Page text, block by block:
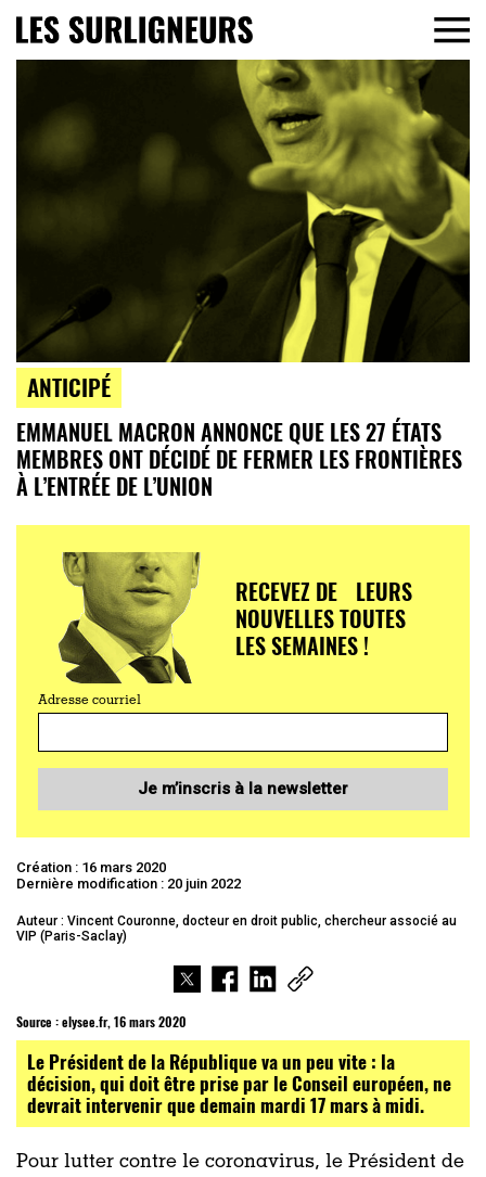
ANTICIPÉ
EMMANUEL MACRON ANNONCE QUE LES 27 ÉTATS
MEMBRES ONT DÉCIDÉ DE FERMER LES FRONTIÈRES
À L’ENTRÉE DE L’UNION
RECEVEZ DE LEURS
NOUVELLES TOUTES
LES SEMAINES !
Adresse courriel
Je m’inscris à la newsletter
Création : 16 mars 2020
Dernière modification : 20 juin 2022
Auteur : Vincent Couronne, docteur en droit public, chercheur associé au
VIP (Paris-Saclay)
Source :elysee.fr, 16 mars 2020
Le Président de la République va un peu vite : la
décision, qui doit être prise par le Conseil européen, ne
devrait intervenir que demain mardi 17 mars à midi.
Pour lutter contre le coronavirus, le Président de